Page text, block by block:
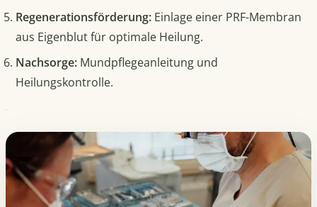
Regenerationsförderung: Einlage einer PRF-Membran
aus Eigenblut für optimale Heilung.
Nachsorge: Mundpflegeanleitung und
Heilungskontrolle.